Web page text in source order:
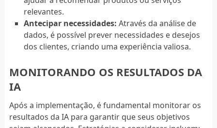
relevantes.
Antecipar necessidades: Através da análise de
dados, é possível prever necessidades e desejos
dos clientes, criando uma experiência valiosa.
MONITORANDO OS RESULTADOS DA
IA
Após a implementação, é fundamental monitorar os
resultados da IA para garantir que seus objetivos